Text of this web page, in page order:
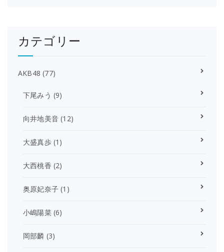
カテゴリー
AKB48 (77)
下尾みう (9)
向井地美音 (12)
大盛真歩(1)
大西桃香 (2)
奥原妃奈子 (1)
小嶋陽菜(6)
岡部麟 (3)